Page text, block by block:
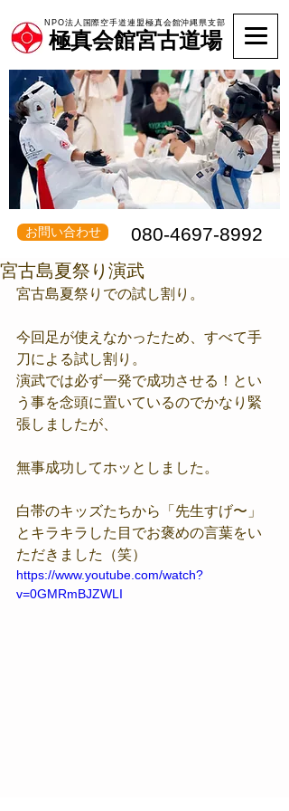
お問い合わせ 080-4697-8992
極真会館宮古道場
NPO法人国際空手道連盟極真会館沖縄県支部
宮古島夏祭り演武
宮古島夏祭りでの試し割り。
今回足が使えなかったため、すべて手
刀による試し割り。
演武では必ず一発で成功させる！とい
う事を念頭に置いているのでかなり緊
張しましたが、
無事成功してホッとしました。
白帯のキッズたちから「先生すげ〜」
とキラキラした目でお褒めの言葉をい
ただきました（笑）
https://www.youtube.com/watch?
v=0GMRmBJZWLI